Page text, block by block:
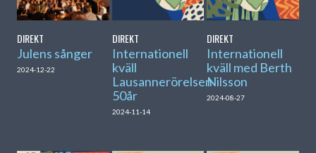
DIREKT
Julens sånger
2024-12-22
DIREKT
Internationell
kväll
Lausannerörelsen
50år
2024-11-14
DIREKT
Internationell
kväll med Berth
Nilsson
2024-08-27